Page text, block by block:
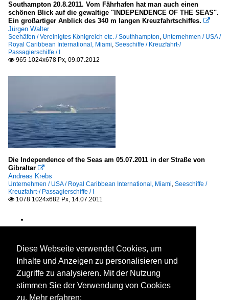
Southampton 20.8.2011. Vom Fährhafen hat man auch einen
schönen Blick auf die gewaltige "INDEPENDENCE OF THE SEAS".
Ein großartiger Anblick des 340 m langen Kreuzfahrtschiffes. 
Jürgen Walter
Seehäfen / Vereinigtes Königreich etc. / Southhampton, Unternehmen / USA /
Royal Caribbean International, Miami, Seeschiffe / Kreuzfahrt-/
Passagierschiffe / I
 965 1024x678 Px, 09.07.2012
Die Independence of the Seas am 05.07.2011 in der Straße von
Gibraltar 
Andreas Krebs
Unternehmen / USA / Royal Caribbean International, Miami, Seeschiffe /
Kreuzfahrt-/ Passagierschiffe / I
 1078 1024x682 Px, 14.07.2011
Diese Webseite verwendet Cookies, um
Inhalte und Anzeigen zu personalisieren und
Zugriffe zu analysieren. Mit der Nutzung
stimmen Sie der Verwendung von Cookies
zu. Mehr erfahren: